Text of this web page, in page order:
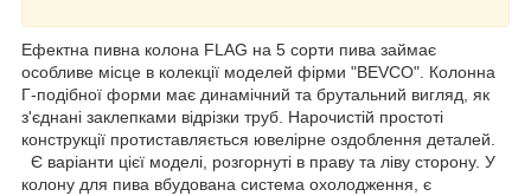
Ефектна пивна колона FLAG на 5 сорти пива займає
особливе місце в колекції моделей фірми "BEVCO". Колонна
Г-подібної форми має динамічний та брутальний вигляд, як
з'єднані заклепками відрізки труб. Нарочистій простоті
конструкції протиставляється ювелірне оздоблення деталей.
Є варіанти цієї моделі, розгорнуті в праву та ліву сторону. У
колону для пива вбудована система охолодження, є